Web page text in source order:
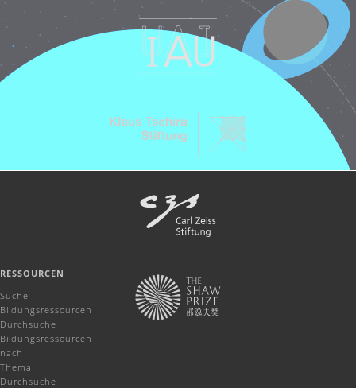
RESSOURCEN
Suche
Bildungsressourcen
Durchsuche
Bildungsressourcen
nach
Thema
Durchsuche